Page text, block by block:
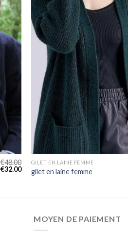
€48.00
€32.00
GILET EN LAINE FEMME
gilet en laine femme
MOYEN DE PAIEMENT